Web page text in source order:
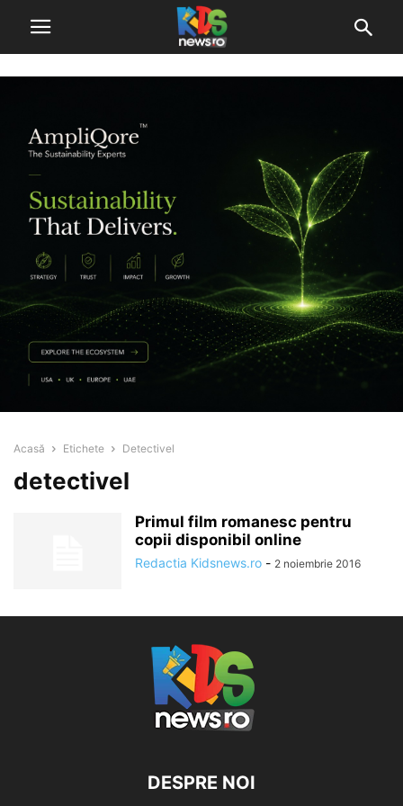
Acasă Etichete Detectivel
detectivel
Primul film romanesc pentru
copii disponibil online
Redactia Kidsnews.ro - 2 noiembrie 2016
DESPRE NOI